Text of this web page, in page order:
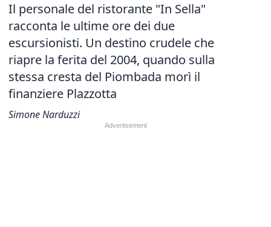
Il personale del ristorante "In Sella"
racconta le ultime ore dei due
escursionisti. Un destino crudele che
riapre la ferita del 2004, quando sulla
stessa cresta del Piombada morì il
finanziere Plazzotta
Simone Narduzzi